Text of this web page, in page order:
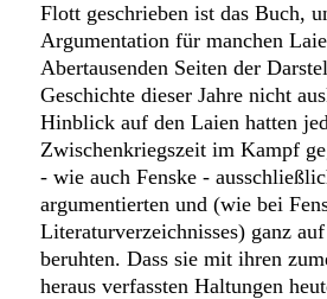
Flott geschrieben ist das Buch,
Argumentation für manchen
Abertausenden Seiten der
Geschichte dieser Jahre nicht
Hinblick auf den Laien hatten
Zwischenkriegszeit im Kampf
- wie auch Fenske -
argumentierten und (wie bei
Literaturverzeichnisses) ganz
beruhten. Dass sie mit ihren
heraus verfassten Haltungen